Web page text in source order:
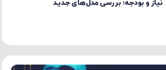
نیاز و بودجه؛ بررسی مدل‌های جدید